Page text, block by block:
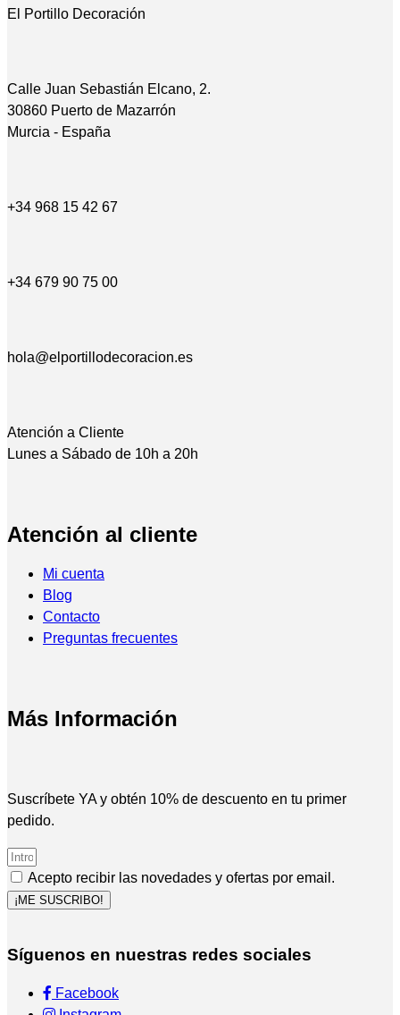
El Portillo Decoración
Calle Juan Sebastián Elcano, 2.
30860 Puerto de Mazarrón
Murcia - España
+34 968 15 42 67
+34 679 90 75 00
hola@elportillodecoracion.es
Atención a Cliente
Lunes a Sábado de 10h a 20h
Atención al cliente
Mi cuenta
Blog
Contacto
Preguntas frecuentes
Más Información
Suscríbete YA y obtén 10% de descuento en tu primer
pedido.
Acepto recibir las novedades y ofertas por email.
¡ME SUSCRIBO!
Síguenos en nuestras redes sociales
Facebook